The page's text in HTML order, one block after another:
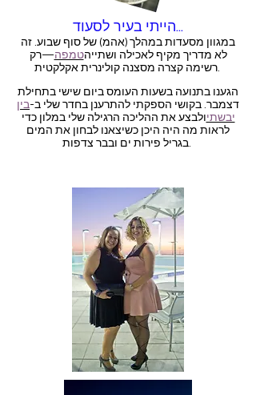
הייתי בעיר לסעוד...
במגוון מסעדות במהלך (אהמ) של סוף שבוע. זה
לא מדריך מקיף לאכילה ושתייהטמפה—רק
רשימה קצרה מסצנה קולינרית אקלקטית.
הגענו בתנועה בשעות העומס ביום שישי בתחילת
דצמבר. בקושי הספקתי להתרענן בחדר שלי ב-בין
יבשתיולבצע את ההליכה הרגילה שלי במלון כדי
לראות מה היה היכן כשיצאנו לבחון את המים
בגריל פירות ים ובבר צדפות.